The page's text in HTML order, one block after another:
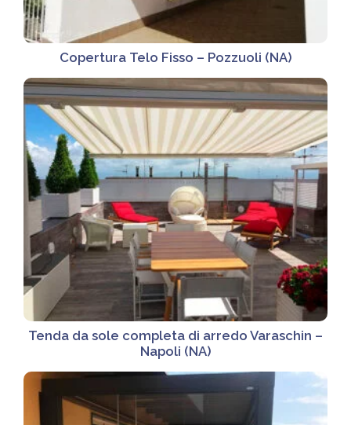
Copertura Telo Fisso – Pozzuoli (NA)
Tenda da sole completa di arredo Varaschin –
Napoli (NA)